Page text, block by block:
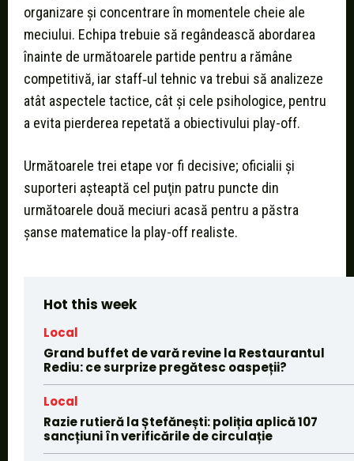
organizare şi concentrare în momentele cheie ale
meciului. Echipa trebuie să regândească abordarea
înainte de următoarele partide pentru a rămâne
competitivă, iar staff‑ul tehnic va trebui să analizeze
atât aspectele tactice, cât şi cele psihologice, pentru
a evita pierderea repetată a obiectivului play-off.
Următoarele trei etape vor fi decisive; oficialii şi
suporteri aşteaptă cel puţin patru puncte din
următoarele două meciuri acasă pentru a păstra
șanse matematice la play-off realiste.
Hot this week
Local
Grand buffet de vară revine la Restaurantul
Rediu: ce surprize pregătesc oaspeții?
Local
Razie rutieră la Ștefănești: poliția aplică 107
sancțiuni în verificările de circulație